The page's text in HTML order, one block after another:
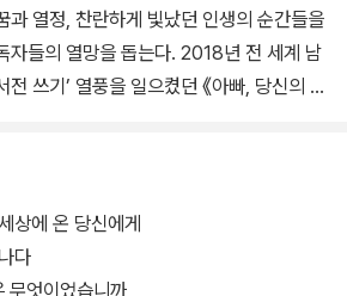
과 열정, 찬란하게 빛났던 인생의 순간들을
자들의 열망을 돕는다. 2018년 전 세계 남
쓰기’ 열풍을 일으켰던 《아빠, 당신의 이
되었다.
하는 이유는 간단하다. 유쾌하고 지혜로
어 가다 보면, 스쳐 가는 파노라마 속에서
상에 온 당신에게
다
무엇이었습니까